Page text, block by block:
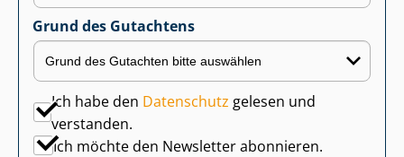
Grund des Gutachtens
Ich habe den Datenschutz gelesen und
verstanden.
Ich möchte den Newsletter abonnieren.